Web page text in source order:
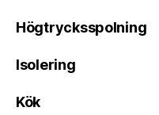
Högtrycksspolning
Isolering
Kök